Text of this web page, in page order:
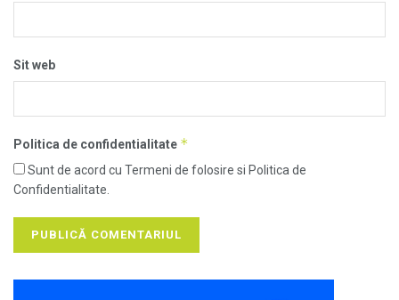
Sit web
Politica de confidentialitate *
Sunt de acord cu Termeni de folosire si Politica de
Confidentialitate.